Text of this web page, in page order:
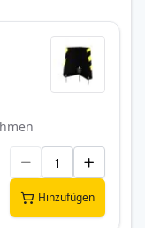
Hinzufügen